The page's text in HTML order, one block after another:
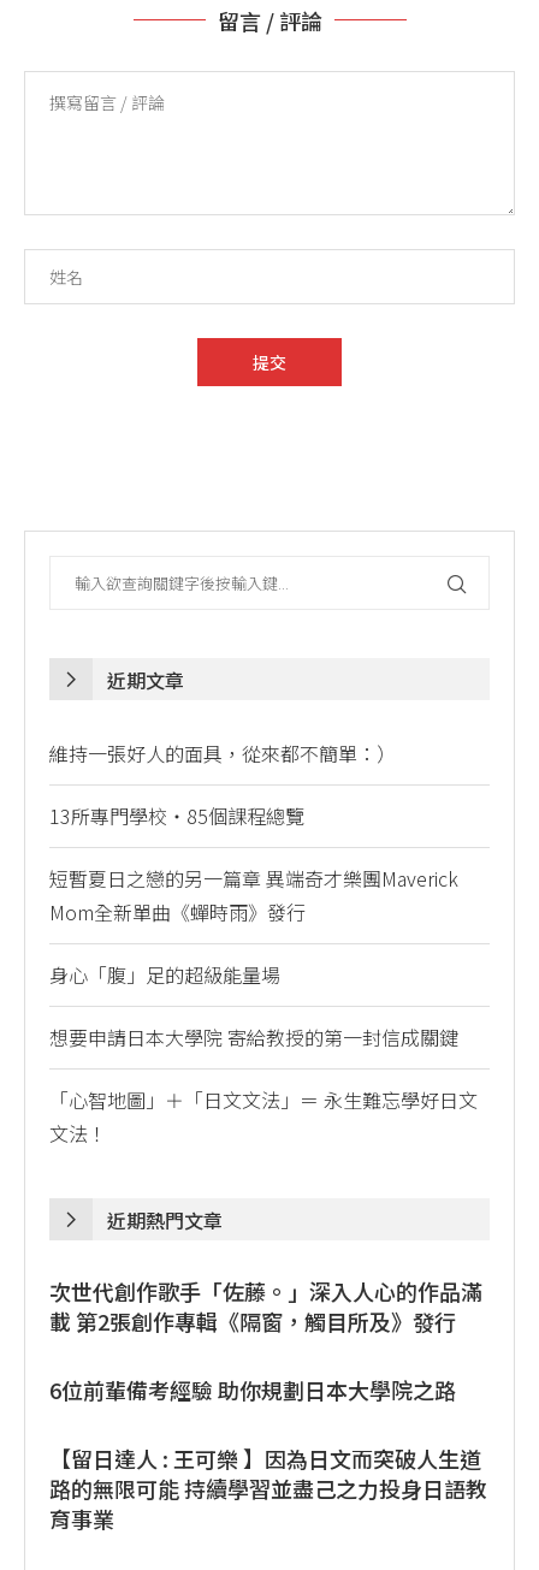
留言 / 評論
近期文章
維持一張好人的面具，從來都不簡單：）
13所專門學校・85個課程總覽
短暫夏日之戀的另一篇章 異端奇才樂團Maverick
Mom全新單曲《蟬時雨》發行
身心「腹」足的超級能量場
想要申請日本大學院 寄給教授的第一封信成關鍵
「心智地圖」＋「日文文法」＝ 永生難忘學好日文
文法！
近期熱門文章
次世代創作歌手「佐藤。」深入人心的作品滿
載 第2張創作專輯《隔窗，觸目所及》發行
6位前輩備考經驗 助你規劃日本大學院之路
【留日達人 : 王可樂 】因為日文而突破人生道
路的無限可能 持續學習並盡己之力投身日語教
育事業